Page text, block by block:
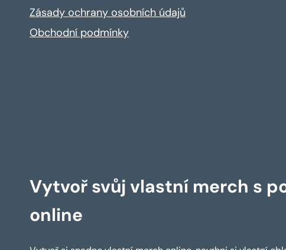
Zásady ochrany osobních údajů
Obchodní podmínky
Vytvoř svůj vlastní merch s
online